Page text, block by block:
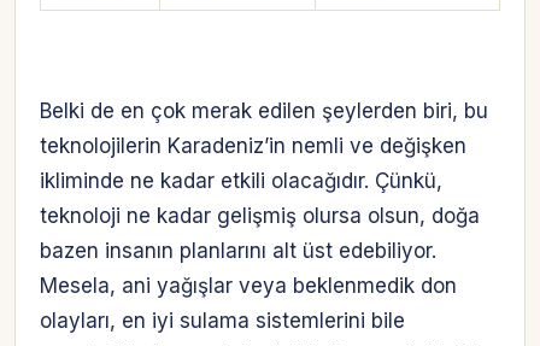
Belki de en çok merak edilen şeylerden biri, bu
teknolojilerin Karadeniz’in nemli ve değişken
ikliminde ne kadar etkili olacağıdır. Çünkü,
teknoloji ne kadar gelişmiş olursa olsun, doğa
bazen insanın planlarını alt üst edebiliyor.
Mesela, ani yağışlar veya beklenmedik don
olayları, en iyi sulama sistemlerini bile